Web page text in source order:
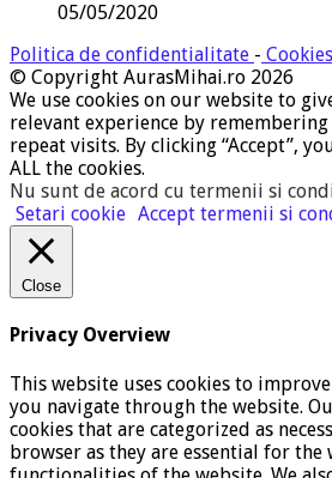
05/05/2020
Politica de confidentialitate - Cookies
© Copyright AurasMihai.ro 2026
We use cookies on our website to
relevant experience by
repeat visits. By clicking “Accept”,
ALL the cookies.
Nu sunt de acord cu termenii si
Setari cookie Accept termenii si
Close
Privacy Overview
This website uses cookies to
you navigate through the website.
cookies that are categorized as
browser as they are essential for the